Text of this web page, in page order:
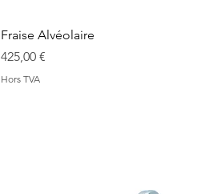
Fraise Alvéolaire
Prix
425,00 €
Hors TVA